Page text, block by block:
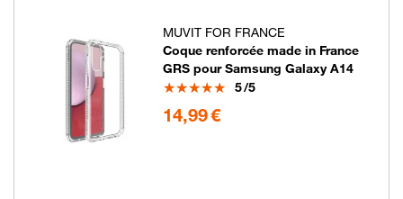
MUVIT FOR FRANCE
Coque renforcée made in France
GRS pour Samsung Galaxy A14
Note
5/5
14,99 €